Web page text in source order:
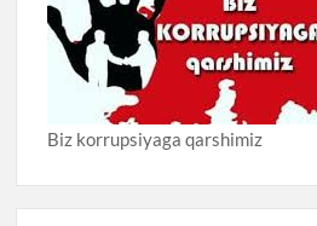
Biz korrupsiyaga qarshimiz